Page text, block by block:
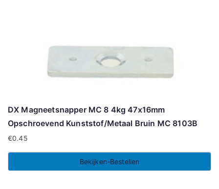
DX Magneetsnapper MC 8 4kg 47x16mm
Opschroevend Kunststof/Metaal Bruin MC 8103B
€0.45
Bekijken-Bestellen